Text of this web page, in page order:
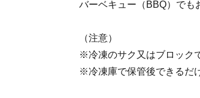
バーベキュー（BBQ）でも
（注意）
※冷凍のサク又はブロック
※冷凍庫で保管後できるだ